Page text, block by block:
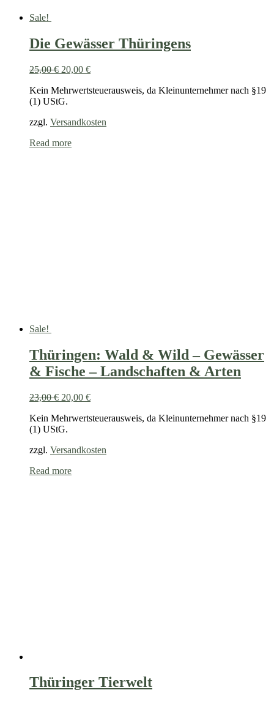
Sale!
Die Gewässer Thüringens
25,00€ 20,00 €
Kein Mehrwertsteuerausweis, da Kleinunternehmer nach §19
(1) UStG.
zzgl. Versandkosten
Read more
Sale!
Thüringen: Wald & Wild – Gewässer
& Fische – Landschaften & Arten
23,00€ 20,00 €
Kein Mehrwertsteuerausweis, da Kleinunternehmer nach §19
(1) UStG.
zzgl. Versandkosten
Read more
Thüringer Tierwelt